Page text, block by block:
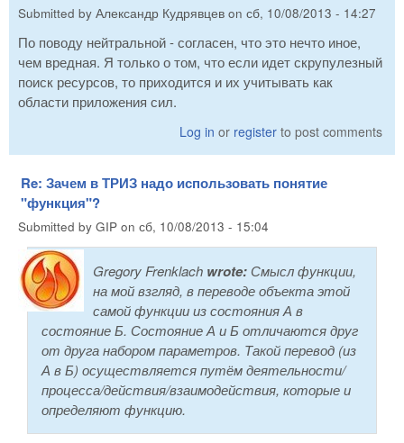
Submitted by Александр Кудрявцев on сб, 10/08/2013 - 14:27
По поводу нейтральной - согласен, что это нечто иное,
чем вредная. Я только о том, что если идет скрупулезный
поиск ресурсов, то приходится и их учитывать как
области приложения сил.
Log in or register to post comments
Re: Зачем в ТРИЗ надо использовать понятие
"функция"?
Submitted by GIP on сб, 10/08/2013 - 15:04
Gregory Frenklach wrote:Смысл функции,
на мой взгляд, в переводе объекта этой
самой функции из состояния А в
состояние Б. Состояние А и Б отличаются друг
от друга набором параметров. Такой перевод (из
А в Б) осуществляется путём деятельности/
процесса/действия/взаимодействия, которые и
определяют функцию.